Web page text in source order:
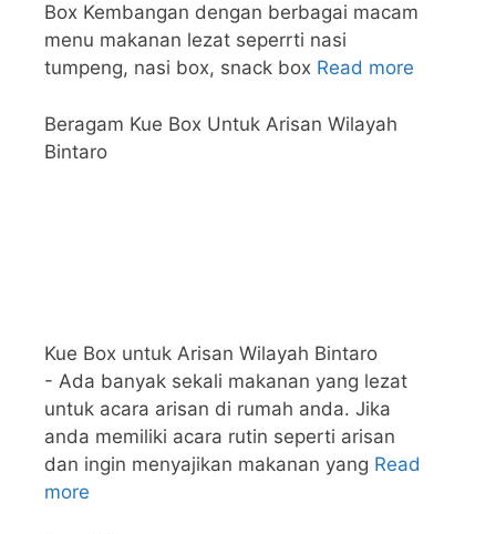
Box Kembangan dengan berbagai macam
menu makanan lezat seperrti nasi
tumpeng, nasi box, snack box Read more
Beragam Kue Box Untuk Arisan Wilayah
Bintaro
Kue Box untuk Arisan Wilayah Bintaro
- Ada banyak sekali makanan yang lezat
untuk acara arisan di rumah anda. Jika
anda memiliki acara rutin seperti arisan
dan ingin menyajikan makanan yang Read
more